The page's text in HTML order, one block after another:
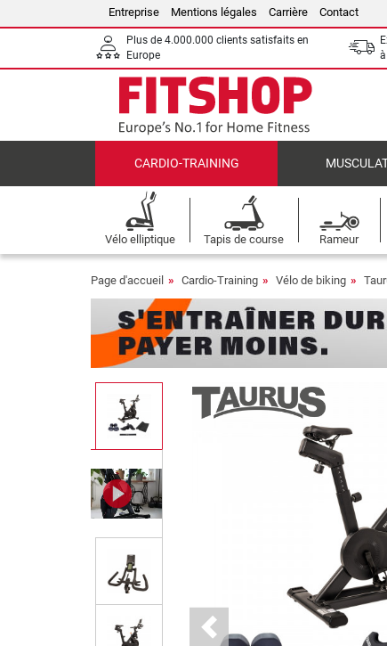
Entreprise Mentions légales Carrière Contact
Plus de 4.000.000 clients satisfaits en
Europe
CARDIO-TRAINING
Vélo elliptique Tapis de course Rameur
Page d'accueil Cardio-Training Vélo de biking
Previous